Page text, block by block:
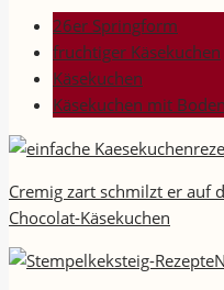
26er Springform
fruchtiger Käsekuchen
Käsekuchen
Käsekuchen mit Boden
Cremig zart schmilzt er auf
Chocolat-Käsekuchen